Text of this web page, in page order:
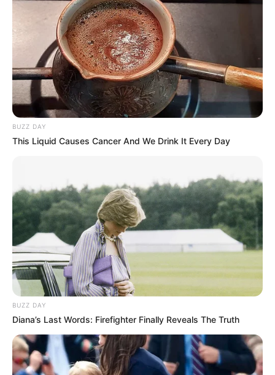
BUZZ DAY
This Liquid Causes Cancer And We Drink It Every Day
BUZZ DAY
Diana’s Last Words: Firefighter Finally Reveals The Truth